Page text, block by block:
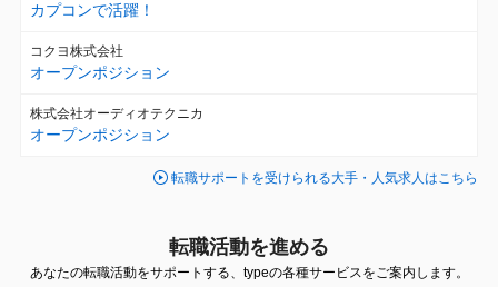
カプコンで活躍！
コクヨ株式会社
オープンポジション
株式会社オーディオテクニカ
オープンポジション
転職サポートを受けられる大手・人気求人はこちら
転職活動を進める
あなたの転職活動をサポートする、typeの各種サービスをご案内します。